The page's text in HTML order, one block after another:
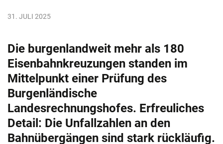
31. JULI 2025
Die burgenlandweit mehr als 180
Eisenbahnkreuzungen standen im
Mittelpunkt einer Prüfung des
Burgenländische
Landesrechnungshofes. Erfreuliches
Detail: Die Unfallzahlen an den
Bahnübergängen sind stark rückläufig.